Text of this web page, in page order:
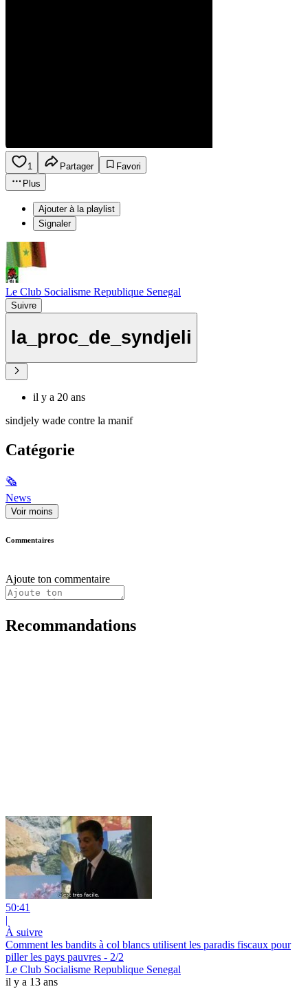
1 Partager
Favori
Plus
Ajouter à la playlist
Signaler
Le Club Socialisme Republique Senegal
Suivre
la_proc_de_syndjeli
il y a 20 ans
sindjely wade contre la manif
Catégorie
🗞
News
Voir moins
Commentaires
Ajoute ton commentaire
Recommandations
50:41
|
À suivre
Comment les bandits à col blancs utilisent les paradis fiscaux pour
piller les pays pauvres - 2/2
Le Club Socialisme Republique Senegal
il y a 13 ans